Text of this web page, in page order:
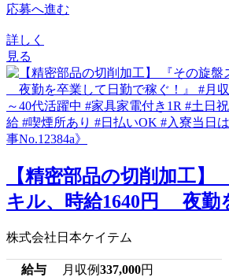
応募へ進む
詳しく
見る
【精密部品の切削加工】
キル、時給1640円 夜勤
株式会社日本ケイテム
給与 月収例337,000円